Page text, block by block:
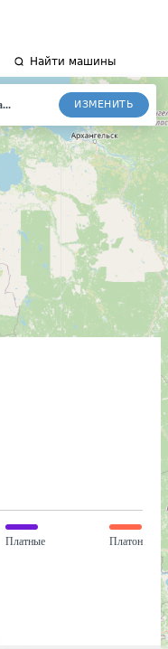
Найти машины
ИЗМЕНИТЬ
Платные Платон